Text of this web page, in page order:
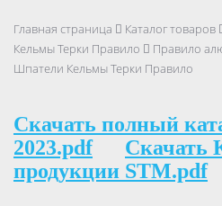
Главная страница Каталог товаров
Кельмы Терки Правило
Правило
Шпатели Кельмы Терки Правило
Скачать полный
2023.pdf
Скачать
продукции STM.pdf